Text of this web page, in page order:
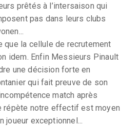
prêtés à l’intersaison qui
pas dans leurs clubs
que la cellule de recrutement
idem. Enfin Messieurs Pinault
une décision forte en
qui fait preuve de son
match après
répète notre effectif est moyen
joueur exceptionnel...